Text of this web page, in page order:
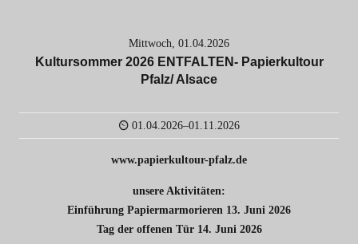
Mittwoch, 01.04.2026
Kultursommer 2026 ENTFALTEN- Papierkultour
Pfalz/ Alsace
01.04.2026–01.11.2026
www.papierkultour-pfalz.de
unsere Aktivitäten:
Einführung Papiermarmorieren 13. Juni 2026
Tag der offenen Tür 14. Juni 2026